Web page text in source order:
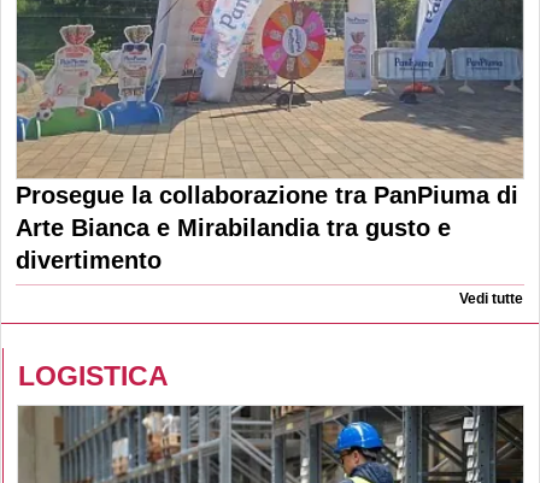
Prosegue la collaborazione tra PanPiuma di
Arte Bianca e Mirabilandia tra gusto e
divertimento
Vedi tutte
LOGISTICA